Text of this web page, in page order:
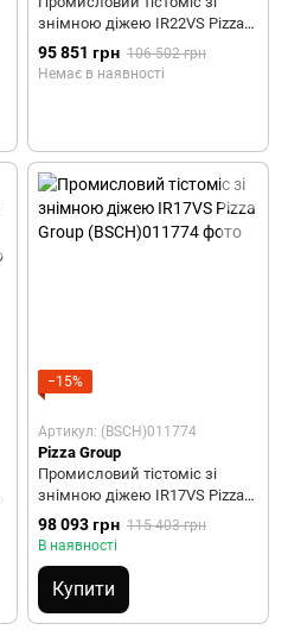
знімною діжею IR22VS Pizza
Group
95 851 грн 106 502 грн
Немає в наявності
−15%
Артикул: (BSCH)011774
Pizza Group
Промисловий тістоміс зі
знімною діжею IR17VS Pizza
Group
98 093 грн 115 403 грн
В наявності
Купити